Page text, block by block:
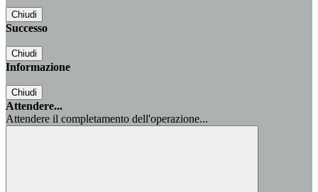
Chiudi
Successo
Chiudi
Informazione
Chiudi
Attendere...
Attendere il completamento dell'operazione...